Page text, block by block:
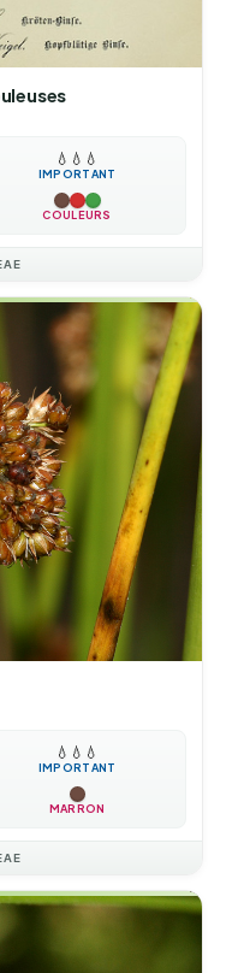
💧 💧 💧
IMPORTANT
COULEURS
💧 💧 💧
IMPORTANT
MARRON